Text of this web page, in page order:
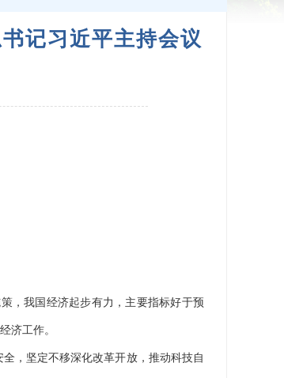
记习近平主持会议
，我国经济起步有力，主要指标好于预
济工作。
，坚定不移深化改革开放，推动科技自